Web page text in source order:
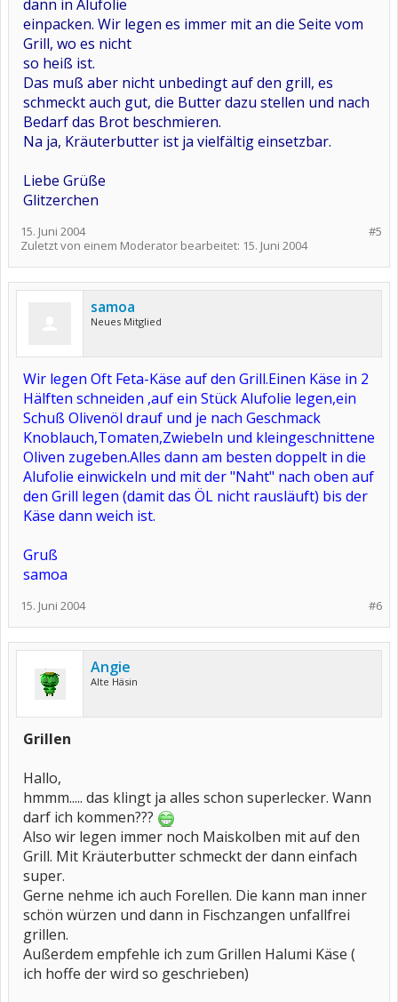
dann in Alufolie
einpacken. Wir legen es immer mit an die Seite vom
Grill, wo es nicht
so heiß ist.
Das muß aber nicht unbedingt auf den grill, es
schmeckt auch gut, die Butter dazu stellen und nach
Bedarf das Brot beschmieren.
Na ja, Kräuterbutter ist ja vielfältig einsetzbar.
Liebe Grüße
Glitzerchen
#5
15. Juni 2004
Zuletzt von einem Moderator bearbeitet: 15. Juni 2004
samoa
Neues Mitglied
Wir legen Oft Feta-Käse auf den Grill.Einen Käse in 2
Hälften schneiden ,auf ein Stück Alufolie legen,ein
Schuß Olivenöl drauf und je nach Geschmack
Knoblauch,Tomaten,Zwiebeln und kleingeschnittene
Oliven zugeben.Alles dann am besten doppelt in die
Alufolie einwickeln und mit der "Naht" nach oben auf
den Grill legen (damit das ÖL nicht rausläuft) bis der
Käse dann weich ist.
Gruß
samoa
#6
15. Juni 2004
Angie
Alte Häsin
Grillen
Hallo,
hmmm..... das klingt ja alles schon superlecker. Wann
darf ich kommen???
Also wir legen immer noch Maiskolben mit auf den
Grill. Mit Kräuterbutter schmeckt der dann einfach
super.
Gerne nehme ich auch Forellen. Die kann man inner
schön würzen und dann in Fischzangen unfallfrei
grillen.
Außerdem empfehle ich zum Grillen Halumi Käse (
ich hoffe der wird so geschrieben)